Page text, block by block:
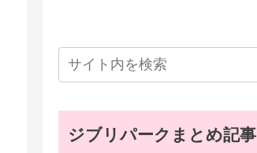
ジブリパークまとめ記事